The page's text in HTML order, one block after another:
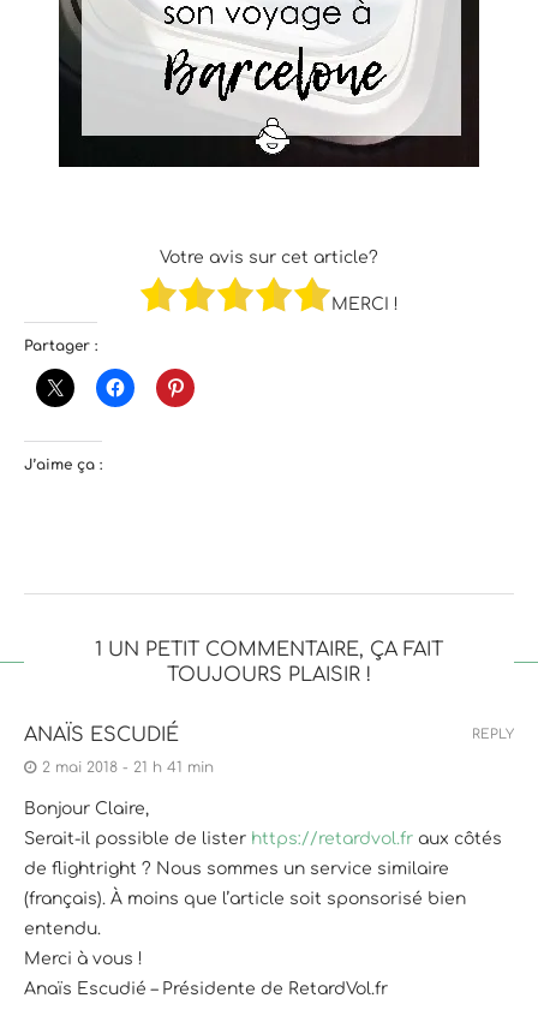
Votre avis sur cet article?
MERCI !
Partager :
J’aime ça :
1 UN PETIT COMMENTAIRE, ÇA FAIT
TOUJOURS PLAISIR !
ANAÏS ESCUDIÉ
2 mai 2018 - 21 h 41 min
Bonjour Claire,
Serait-il possible de lister https://retardvol.fr aux côtés
de flightright ? Nous sommes un service similaire
(français). À moins que l’article soit sponsorisé bien
entendu.
Merci à vous !
Anaïs Escudié – Présidente de RetardVol.fr
REPLY